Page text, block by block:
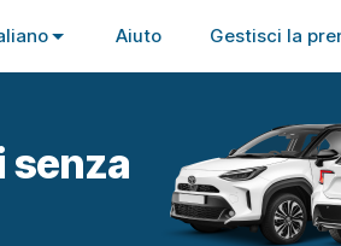
Aiuto Gestisci la
senza